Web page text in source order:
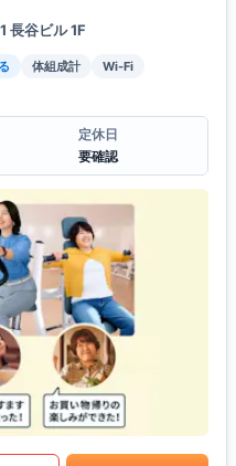
長谷ビル 1F
体組成計
Wi-Fi
定休日
要確認